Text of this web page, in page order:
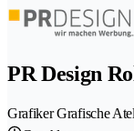
PR Design
Grafiker Grafische